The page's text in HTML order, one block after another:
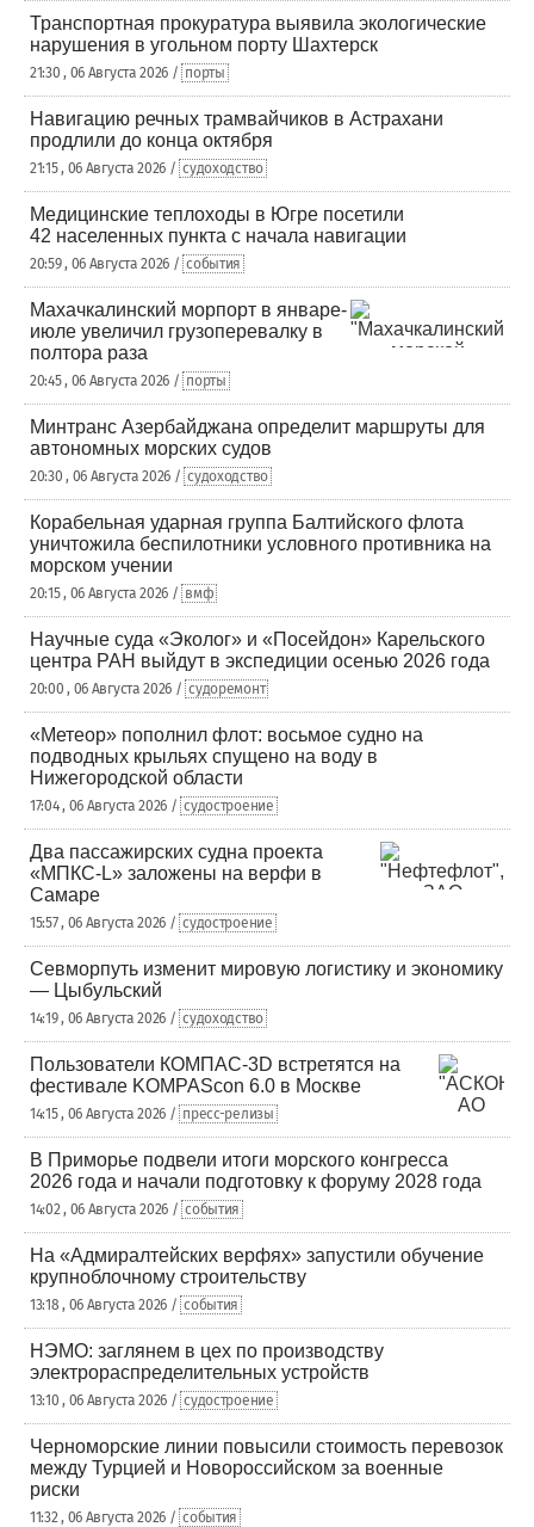
Транспортная прокуратура выявила экологические
нарушения в угольном порту Шахтерск
21:30 , 06 Августа 2026 / порты
Навигацию речных трамвайчиков в Астрахани
продлили до конца октября
21:15 , 06 Августа 2026 / судоходство
Медицинские теплоходы в Югре посетили
42 населенных пункта с начала навигации
20:59 , 06 Августа 2026 / события
Махачкалинский морпорт в январе-
июле увеличил грузоперевалку в
полтора раза
20:45 , 06 Августа 2026 / порты
Минтранс Азербайджана определит маршруты для
автономных морских судов
20:30 , 06 Августа 2026 / судоходство
Корабельная ударная группа Балтийского флота
уничтожила беспилотники условного противника на
морском учении
20:15 , 06 Августа 2026 / вмф
Научные суда «Эколог» и «Посейдон» Карельского
центра РАН выйдут в экспедиции осенью 2026 года
20:00 , 06 Августа 2026 / судоремонт
«Метеор» пополнил флот: восьмое судно на
подводных крыльях спущено на воду в
Нижегородской области
17:04 , 06 Августа 2026 / судостроение
Два пассажирских судна проекта
«МПКС-L» заложены на верфи в
Самаре
15:57 , 06 Августа 2026 / судостроение
Севморпуть изменит мировую логистику и экономику
— Цыбульский
14:19 , 06 Августа 2026 / судоходство
Пользователи КОМПАС-3D встретятся на
фестивале KOMPAScon 6.0 в Москве
14:15 , 06 Августа 2026 / пресс-релизы
В Приморье подвели итоги морского конгресса
2026 года и начали подготовку к форуму 2028 года
14:02 , 06 Августа 2026 / события
На «Адмиралтейских верфях» запустили обучение
крупноблочному строительству
13:18 , 06 Августа 2026 / события
НЭМО: заглянем в цех по производству
электрораспределительных устройств
13:10 , 06 Августа 2026 / судостроение
Черноморские линии повысили стоимость перевозок
между Турцией и Новороссийском за военные
риски
11:32 , 06 Августа 2026 / события